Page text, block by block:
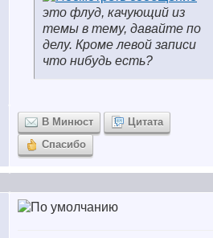
это флуд, качующий из
темы в тему, давайте по
делу. Кроме левой записи
что нибудь есть?
В Минюст
Цитата
Спасибо